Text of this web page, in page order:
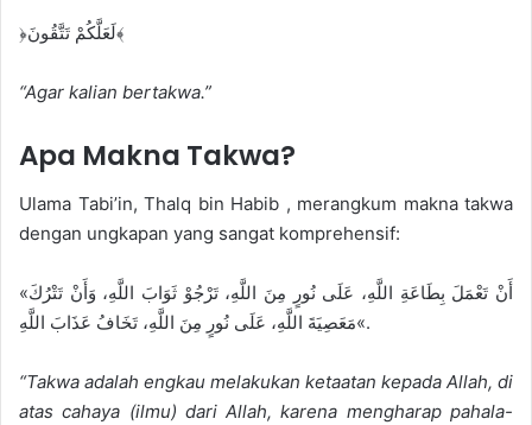
﴿لَعَلَّكُمْ تَتَّقُونَ﴾
“Agar kalian bertakwa.”
Apa Makna Takwa?
Ulama Tabi’in, Thalq bin Habib , merangkum makna takwa
dengan ungkapan yang sangat komprehensif:
«أَنْ تَعْمَلَ بِطَاعَةِ اللَّهِ، عَلَى نُورٍ مِنَ اللَّهِ، تَرْجُوْ ثَوَابَ اللَّهِ، وَأَنْ تَتْرُكَ
مَعَصِيَةَ اللَّهِ، عَلَى نُورٍ مِنَ اللَّهِ، تَخَافُ عَذَابَ اللَّهِ«.
“Takwa adalah engkau melakukan ketaatan kepada Allah, di
atas cahaya (ilmu) dari Allah, karena mengharap pahala-